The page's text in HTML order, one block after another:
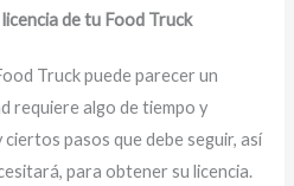
de tu Food Truck
Truck puede parecer un
requiere algo de tiempo y
pasos que debe seguir, así
para obtener su licencia.